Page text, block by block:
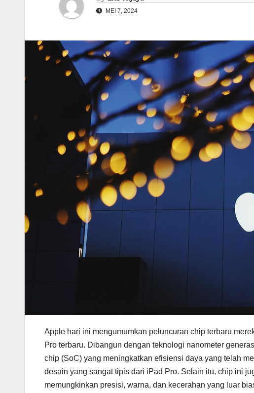
MEI 7, 2024
Apple hari ini mengumumkan peluncuran chip terbaru
Pro terbaru. Dibangun dengan teknologi nanometer
chip (SoC) yang meningkatkan efisiensi daya yang telah
desain yang sangat tipis dari iPad Pro. Selain itu, chip ini
memungkinkan presisi, warna, dan kecerahan yang luar